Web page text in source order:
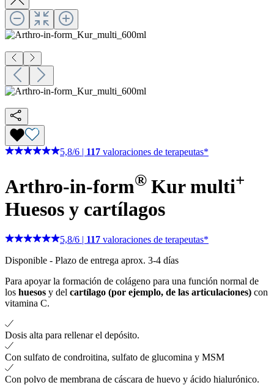
5,8/6 117 valoraciones de terapeutas*
Arthro-in-form® Kurmulti+
Huesos y cartílagos
5,8/6 | 117 valoraciones de terapeutas*
Disponible - Plazo de entrega aprox. 3-4 días
Para apoyar la formación de colágeno para una función normal de
los huesos y del cartílago (por ejemplo, de las articulaciones) con
vitamina C.
Dosis alta para rellenar el depósito.
Con sulfato de condroitina, sulfato de glucomina y MSM
Con polvo de membrana de cáscara de huevo y ácido hialurónico.